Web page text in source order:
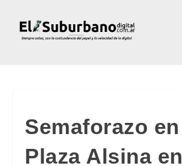
Semaforazo en
Plaza Alsina en